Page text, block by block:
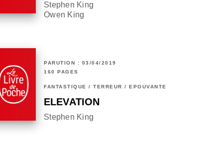
Stephen King
Owen King
PARUTION : 03/04/2019
160 PAGES
FANTASTIQUE / TERREUR / EPOUVANTE
ELEVATION
Stephen King